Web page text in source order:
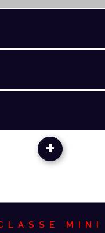
+
MINI